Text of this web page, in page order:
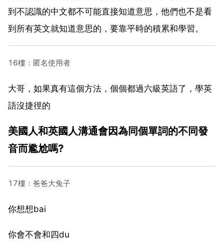
到不認識的中文都不可能直接知道意思，他們也不是看
到所有英文就知道意思的，要靠平時的積累和學習。
16樓：匿名使用者
大哥，如果真有這個方法，個個都過六級英語了，學英
語沒捷徑的
美國人和英國人溝通會因為同個單詞的不同發
音而尷尬嗎?
17樓：爸爸大兔子
你想想bai
你會不會和四du